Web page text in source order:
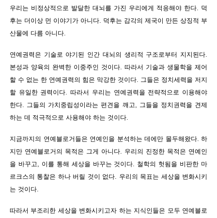
우리는 비정상적으로 발달한 대뇌를 가진 우리에게 적응해야 한다. 덕
후는 더이상 먼 이야기가 아니다. 덕후는 감각의 제국이 만든 상징적 부
산물에 다름 아니다.
연예권력은 기술로 야기된 인간 대뇌의 생리적 구조로부터 지지된다.
본성과 양육의 완벽한 이중주인 것이다. 따라서 기술과 생물학을 제어
할 수 없는 한 연예권력의 힘은 막강한 것이다. 그들은 정치세력을 저지
할 유일한 권력이다. 따라서 우리는 연예권력을 전략적으로 이용해야
한다. 그들의 가치중립성이라는 편견을 깨고, 그들을 정치권력을 견제
하는 데 적극적으로 사용해야 하는 것이다.
지금까지의 연예블로거들은 연예인을 분석하는 데에만 몰두해왔다. 하
지만 연예블로거의 목적은 그게 아니다. 우리의 진정한 목적은 연예인
을 바꾸고, 이를 통해 세상을 바꾸는 것이다. 철학의 헛됨을 비판한 마
르크스의 통찰은 하나 버릴 것이 없다. 우리의 목표는 세상을 변화시키
는 것이다.
따라서 부조리한 세상을 변화시키고자 하는 지식인들은 모두 연예블로